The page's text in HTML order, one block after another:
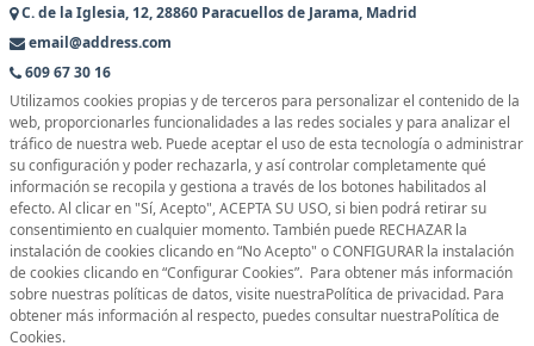
C. de la Iglesia, 12, 28860 Paracuellos de Jarama, Madrid
email@address.com
609 67 30 16
Utilizamos cookies propias y de terceros para personalizar el contenido de la
web, proporcionarles funcionalidades a las redes sociales y para analizar el
tráfico de nuestra web. Puede aceptar el uso de esta tecnología o administrar
su configuración y poder rechazarla, y así controlar completamente qué
información se recopila y gestiona a través de los botones habilitados al
efecto. Al clicar en "Sí, Acepto", ACEPTA SU USO, si bien podrá retirar su
consentimiento en cualquier momento. También puede RECHAZAR la
instalación de cookies clicando en “No Acepto" o CONFIGURAR la instalación
de cookies clicando en “Configurar Cookies”. Para obtener más información
sobre nuestras políticas de datos, visite nuestraPolítica de privacidad. Para
obtener más información al respecto, puedes consultar nuestraPolítica de
Cookies.